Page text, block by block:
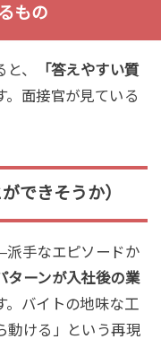
もの
、
「答えやすい質
。面接官が見ている
できそうか）
手なエピソードか
ターンが入社後の業
。バイトの地味な工
動ける」という再現